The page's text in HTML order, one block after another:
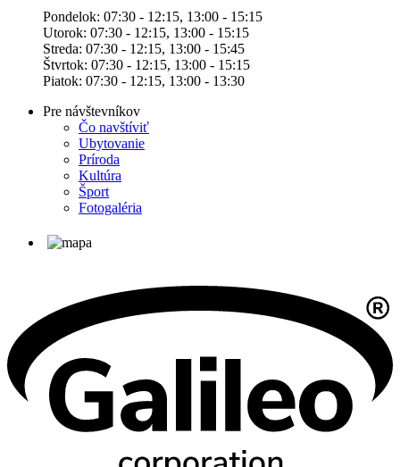
Pondelok: 07:30 - 12:15, 13:00 - 15:15
Utorok: 07:30 - 12:15, 13:00 - 15:15
Streda: 07:30 - 12:15, 13:00 - 15:45
Štvrtok: 07:30 - 12:15, 13:00 - 15:15
Piatok: 07:30 - 12:15, 13:00 - 13:30
Pre návštevníkov
Čo navštíviť
Ubytovanie
Príroda
Kultúra
Šport
Fotogaléria